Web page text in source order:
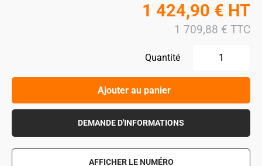
1 424,90 € HT
1 709,88 € TTC
Quantité
Ajouter au panier
DEMANDE D'INFORMATIONS
AFFICHER LE NUMÉRO